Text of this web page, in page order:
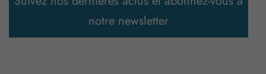
notre newsletter